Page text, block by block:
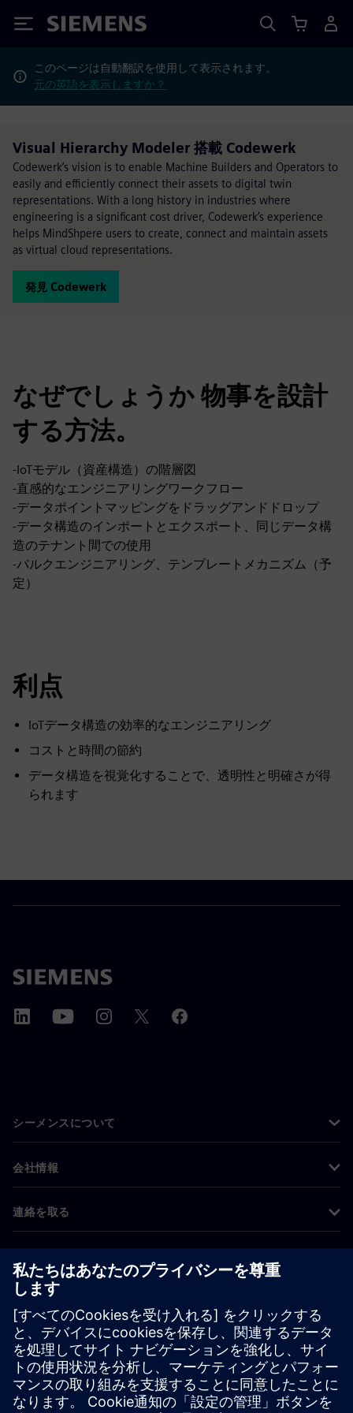
Siemens
このページは自動翻訳を使用して表示されます。
元の英語を表示しますか？
Visual Hierarchy Modeler 搭載 Codewerk
Codewerk’s vision is to enable Machine Builders and Operators to
easily and efficiently connect their assets to digital twin
representations. With a long history in industries where
engineering is a significant cost driver, Codewerk’s experience
helps MindShpere users to create, connect and maintain assets
as virtual cloud representations.
発見 Codewerk
なぜでしょうか 物事を設計
する方法。
-IoTモデル（資産構造）の階層図
-直感的なエンジニアリングワークフロー
-データポイントマッピングをドラッグアンドドロップ
-データ構造のインポートとエクスポート、同じデータ構
造のテナント間での使用
-バルクエンジニアリング、テンプレートメカニズム（予
定）
利点
IoTデータ構造の効率的なエンジニアリング
コストと時間の節約
データ構造を視覚化することで、透明性と明確さが得
られます
シーメンスについて
会社情報
連絡を取る
©Siemens2026
コーポレート情報
プライバシー通知